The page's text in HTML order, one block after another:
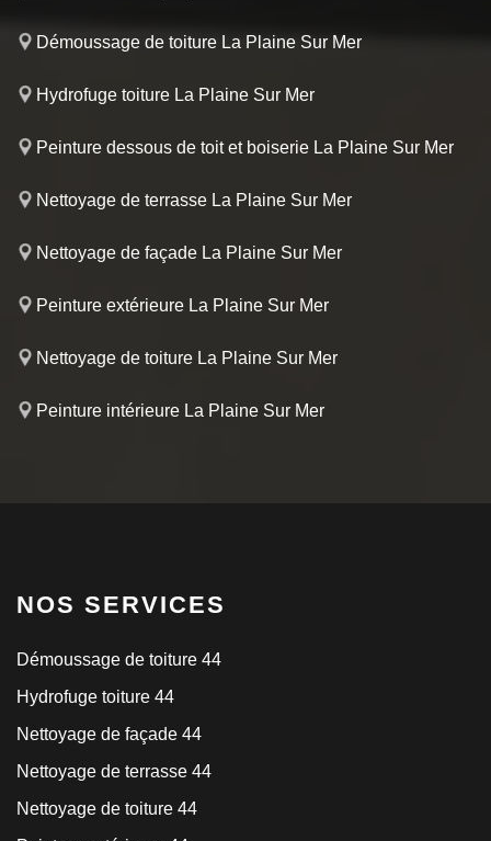
Démoussage de toiture La Plaine Sur Mer
Hydrofuge toiture La Plaine Sur Mer
Peinture dessous de toit et boiserie La Plaine Sur Mer
Nettoyage de terrasse La Plaine Sur Mer
Nettoyage de façade La Plaine Sur Mer
Peinture extérieure La Plaine Sur Mer
Nettoyage de toiture La Plaine Sur Mer
Peinture intérieure La Plaine Sur Mer
NOS SERVICES
Démoussage de toiture 44
Hydrofuge toiture 44
Nettoyage de façade 44
Nettoyage de terrasse 44
Nettoyage de toiture 44